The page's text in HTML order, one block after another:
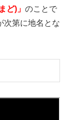
ど)」 のことで
次第に地名とな